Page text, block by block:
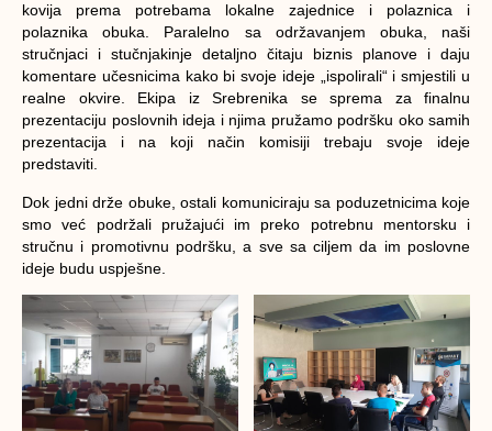
kovija prema potrebama lokalne zajednice i polaznica i
polaznika obuka. Paralelno sa održavanjem obuka, naši
stručnjaci i stučnjakinje detaljno čitaju biznis planove i daju
komentare učesnicima kako bi svoje ideje „ispolirali“ i smjestili u
realne okvire. Ekipa iz Srebrenika se sprema za finalnu
prezentaciju poslovnih ideja i njima pružamo podršku oko samih
prezentacija i na koji način komisiji trebaju svoje ideje
predstaviti.
Dok jedni drže obuke, ostali komuniciraju sa poduzetnicima koje
smo već podržali pružajući im preko potrebnu mentorsku i
stručnu i promotivnu podršku, a sve sa ciljem da im poslovne
ideje budu uspješne.